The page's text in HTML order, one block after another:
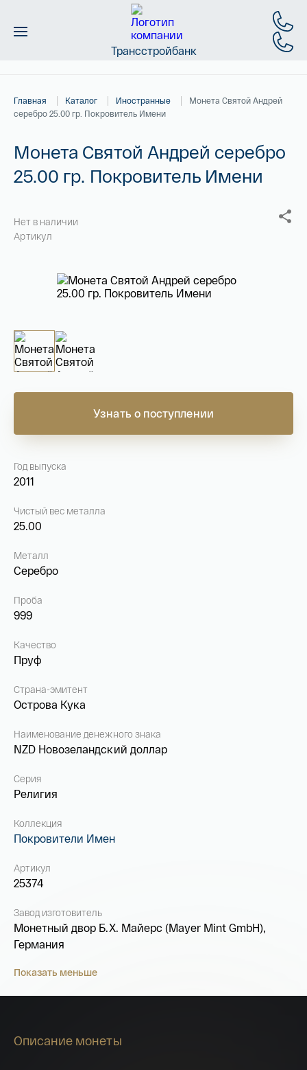
Трансстройбанк
Слитки
Новинки
Магазин
Контакты
8800 505
+7495 78682 78
coins.shop@tsbnk.ru
Главная Каталог Иностранные
Монета Святой Андрей
серебро 25.00 гр. Покровитель Имени
Монета Святой Андрей серебро
25.00 гр. Покровитель Имени
Нет в наличии
Артикул
Узнать о поступлении
Год выпуска
2011
Чистый вес металла
25.00
Металл
Серебро
Проба
999
Качество
Пруф
Страна-эмитент
Острова Кука
Наименование денежного знака
NZD Новозеландский доллар
Серия
Религия
Коллекция
Покровители Имен
Артикул
25374
Завод изготовитель
Монетный двор Б.Х. Майерс (Mayer Mint GmbH),
Германия
Показать меньше
Описание монеты